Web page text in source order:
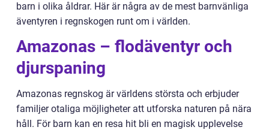
barn i olika åldrar. Här är några av de mest barnvänliga
äventyren i regnskogen runt om i världen.
Amazonas – flodäventyr och
djurspaning
Amazonas regnskog är världens största och erbjuder
familjer otaliga möjligheter att utforska naturen på nära
håll. För barn kan en resa hit bli en magisk upplevelse